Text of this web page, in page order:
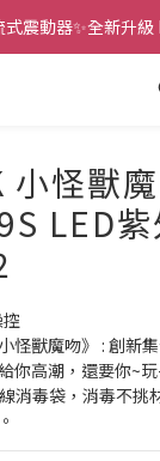
智能炮機👍小奶狗
新專利👊全自動飛
款智能炮機👍小奶狗
小怪獸
LED
控
怪獸魔吻》 : 創新
你高潮，還要你~
消毒袋，消毒不挑